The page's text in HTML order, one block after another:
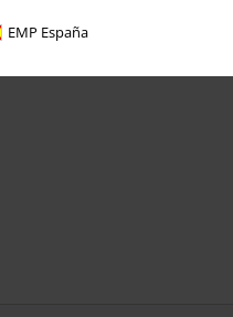
EMP España